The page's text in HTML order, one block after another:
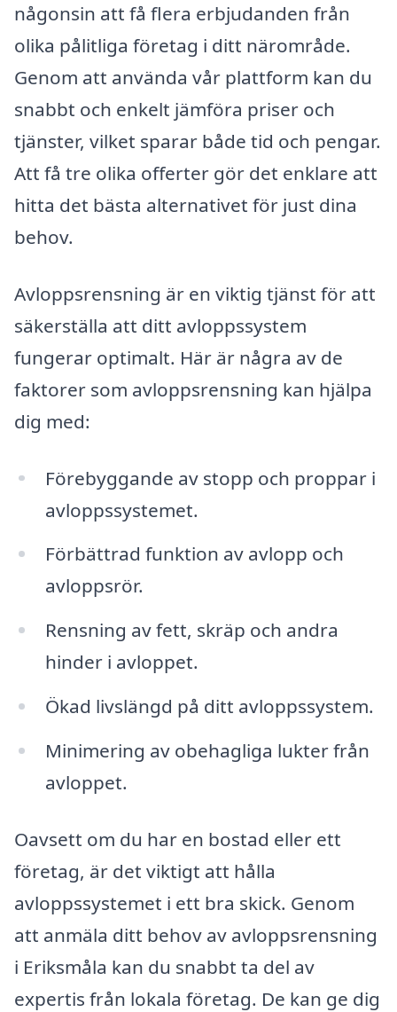
någonsin att få flera erbjudanden från
olika pålitliga företag i ditt närområde.
Genom att använda vår plattform kan du
snabbt och enkelt jämföra priser och
tjänster, vilket sparar både tid och pengar.
Att få tre olika offerter gör det enklare att
hitta det bästa alternativet för just dina
behov.
Avloppsrensning är en viktig tjänst för att
säkerställa att ditt avloppssystem
fungerar optimalt. Här är några av de
faktorer som avloppsrensning kan hjälpa
dig med:
Förebyggande av stopp och proppar i
avloppssystemet.
Förbättrad funktion av avlopp och
avloppsrör.
Rensning av fett, skräp och andra
hinder i avloppet.
Ökad livslängd på ditt avloppssystem.
Minimering av obehagliga lukter från
avloppet.
Oavsett om du har en bostad eller ett
företag, är det viktigt att hålla
avloppssystemet i ett bra skick. Genom
att anmäla ditt behov av avloppsrensning
i Eriksmåla kan du snabbt ta del av
expertis från lokala företag. De kan ge dig